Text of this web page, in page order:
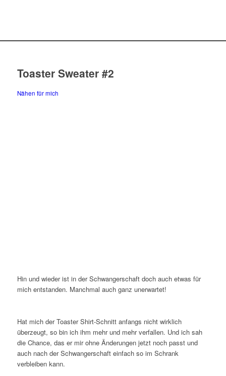
Toaster Sweater #2
Nähen für mich
Hin und wieder ist in der Schwangerschaft doch auch etwas für
mich entstanden. Manchmal auch ganz unerwartet!
Hat mich der Toaster Shirt-Schnitt anfangs nicht wirklich
überzeugt, so bin ich ihm mehr und mehr verfallen. Und ich sah
die Chance, das er mir ohne Änderungen jetzt noch passt und
auch nach der Schwangerschaft einfach so im Schrank
verbleiben kann.